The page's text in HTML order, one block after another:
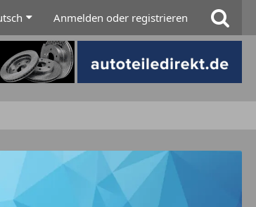
Anmelden oder registrieren